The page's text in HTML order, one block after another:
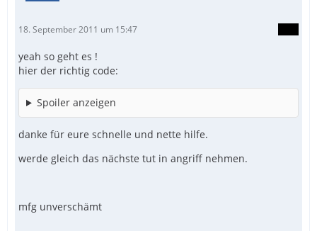
18. September 2011 um 15:47
yeah so geht es !
hier der richtig code:
Spoiler anzeigen
danke für eure schnelle und nette hilfe.
werde gleich das nächste tut in angriff nehmen.
mfg unverschämt